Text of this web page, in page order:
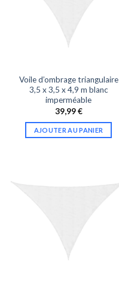
Voile d’ombrage triangulaire
3,5 x 3,5 x 4,9 m blanc
imperméable
39,99€
AJOUTER AU PANIER